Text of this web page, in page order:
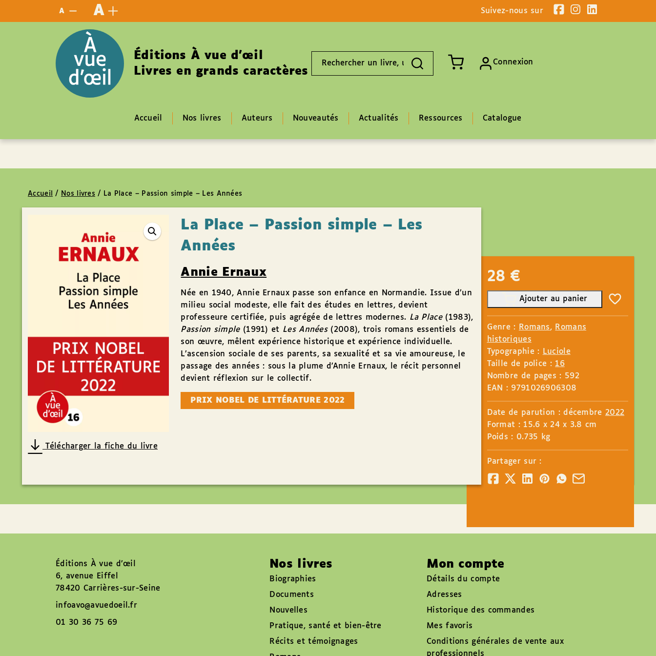
A A Suivez-nous sur
Éditions À vue d’œil
Livres en grands caractères livre,
Connexion
Accueil Nos livres Auteurs Nouveautés Actualités Ressources Catalogue
Accueil / Nos livres / La Place – Passion simple – Les Années
Télécharger la fiche du livre
La Place – Passion simple – Les
Années
Annie Ernaux
Née en 1940, Annie Ernaux passe son enfance en Normandie. Issue d’un
milieu social modeste, elle fait des études en lettres, devient
professeure certifiée, puis agrégée de lettres modernes. La Place(1983),
Passion simple(1991) et Les Années(2008), trois romans essentiels de
son œuvre, mêlent expérience historique et expérience individuelle.
L’ascension sociale de ses parents, sa sexualité et sa vie amoureuse, le
passage des années : sous la plume d’Annie Ernaux, le récit personnel
devient réflexion sur le collectif.
PRIX NOBEL DE LITTÉRATURE 2022
28 €
Ajouter au panier
Genre : Romans, Romans
historiques
Typographie : Luciole
Taille de police : 16
Nombre de pages : 592
EAN : 9791026906308
Date de parution : décembre 2022
Format : 15.6 x 24 x 3.8 cm
Poids : 0.735 kg
Partager sur :
Éditions À vue d’œil
6, avenue Eiffel
78420 Carrières-sur-Seine
infoavo@avuedoeil.fr
01 30 36 75 69
Nos livres
Biographies
Documents
Nouvelles
Pratique, santé et bien-être
Récits et témoignages
Mon compte
Détails du compte
Adresses
Historique des commandes
Mes favoris
Conditions générales de vente aux
professionnels
Panneau de gestion des cookies